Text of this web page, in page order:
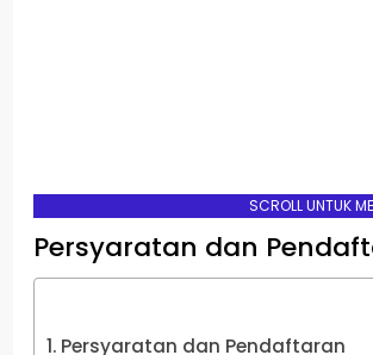
SCROLL UNTUK
Persyaratan dan
Persyaratan dan Pendaftaran